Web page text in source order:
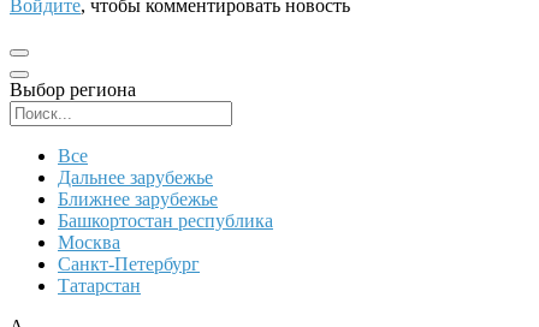
Войдите, чтобы комментировать новость
Выбор региона
Все
Дальнее зарубежье
Ближнее зарубежье
Башкортостан республика
Москва
Санкт-Петербург
Татарстан